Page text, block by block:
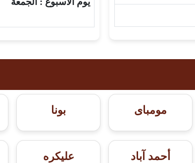
مومباى بونا
أحمد آباد عليكره